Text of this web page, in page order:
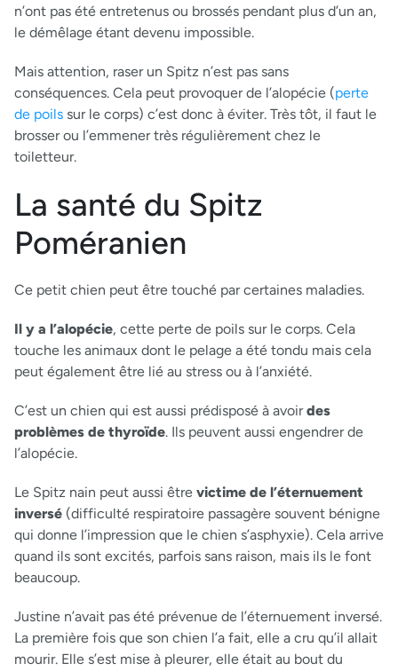
n’ont pas été entretenus ou brossés pendant plus d’un an,
le démêlage étant devenu impossible.
Mais attention, raser un Spitz n’est pas sans
conséquences. Cela peut provoquer de l’alopécie (perte
de poils sur le corps) c’est donc à éviter. Très tôt, il faut le
brosser ou l’emmener très régulièrement chez le
toiletteur.
La santé du Spitz
Poméranien
Ce petit chien peut être touché par certaines maladies.
Il y a l’alopécie, cette perte de poils sur le corps. Cela
touche les animaux dont le pelage a été tondu mais cela
peut également être lié au stress ou à l’anxiété.
C’est un chien qui est aussi prédisposé à avoirdes
problèmes de thyroïde. Ils peuvent aussi engendrer de
l’alopécie.
Le Spitz nain peut aussi être victime de l’éternuement
inversé (difficulté respiratoire passagère souvent bénigne
qui donne l’impression que le chien s’asphyxie). Cela arrive
quand ils sont excités, parfois sans raison, mais ils le font
beaucoup.
Justine n’avait pas été prévenue de l’éternuement inversé.
La première fois que son chien l’a fait, elle a cru qu’il allait
mourir. Elle s’est mise à pleurer, elle était au bout du